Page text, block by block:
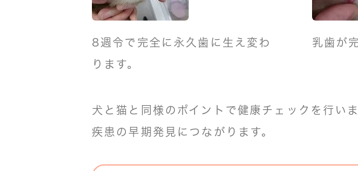
8週令で完全に永久歯に生え変わ
ります。
乳歯が
犬と猫と同様のポイントで健康チェックを行い
疾患の早期発見につながります。